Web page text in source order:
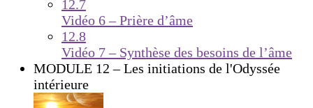
12.7
Vidéo 6 – Prière d’âme
12.8
Vidéo 7 – Synthèse des besoins de l’âme
MODULE 12 – Les initiations de l'Odyssée
intérieure